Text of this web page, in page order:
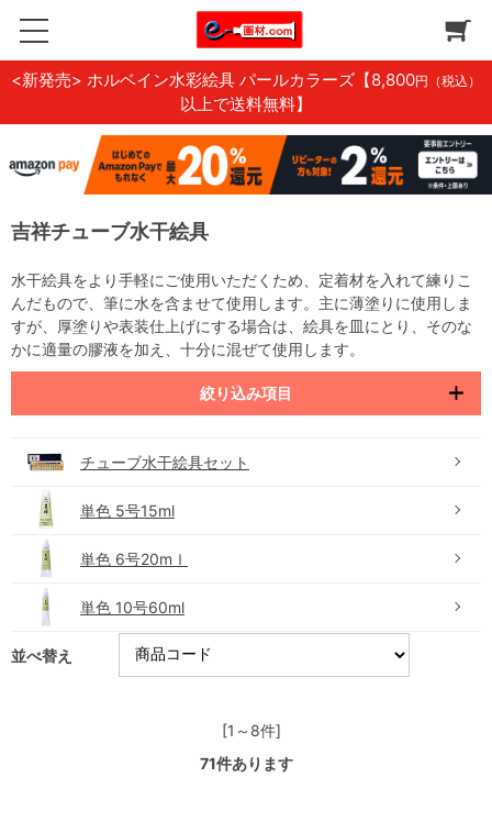
<新発売> ホルベイン水彩絵具 パールカラーズ 【8,800円（税込）
以上で送料無料】
吉祥チューブ水干絵具
水干絵具をより手軽にご使用いただくため、定着材を入れて練りこ
んだもので、筆に水を含ませて使用します。主に薄塗りに使用しま
すが、厚塗りや表装仕上げにする場合は、絵具を皿にとり、そのな
かに適量の膠液を加え、十分に混ぜて使用します。
絞り込み項目
チューブ水干絵具セット
単色 5号15ml
単色 6号20mｌ
単色 10号60ml
並べ替え
[1～8件]
71件あります